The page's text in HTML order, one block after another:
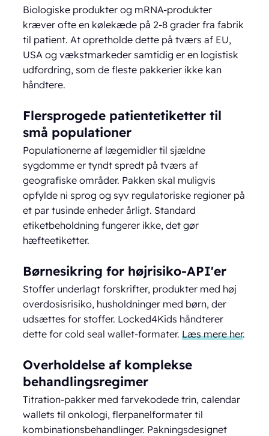
Biologiske produkter og mRNA-produkter
kræver ofte en kølekæde på 2-8 grader fra fabrik
til patient. At opretholde dette på tværs af EU,
USA og vækstmarkeder samtidig er en logistisk
udfordring, som de fleste pakkerier ikke kan
håndtere.
Flersprogede patientetiketter til
små populationer
Populationerne af lægemidler til sjældne
sygdomme er tyndt spredt på tværs af
geografiske områder. Pakken skal muligvis
opfylde ni sprog og syv regulatoriske regioner på
et par tusinde enheder årligt. Standard
etiketbeholdning fungerer ikke, det gør
hæfteetiketter.
Børnesikring for højrisiko-API'er
Stoffer underlagt forskrifter, produkter med høj
overdosisrisiko, husholdninger med børn, der
udsættes for stoffer. Locked4Kids håndterer
dette for cold seal wallet-formater.Læs mere her.
Overholdelse af komplekse
behandlingsregimer
Titration-pakker med farvekodede trin, calendar
wallets til onkologi, flerpanelformater til
kombinationsbehandlinger. Pakningsdesignet